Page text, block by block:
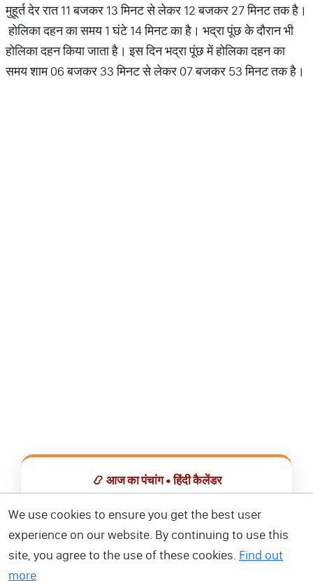
मुहूर्त देर रात 11 बजकर 13 मिनट से लेकर 12 बजकर 27 मिनट तक है।
होलिका दहन का समय 1 घंटे 14 मिनट का है। भद्रा पूंछ के दौरान भी
होलिका दहन किया जाता है। इस दिन भद्रा पूंछ में होलिका दहन का
समय शाम 06 बजकर 33 मिनट से लेकर 07 बजकर 53 मिनट तक है।
📿 आज का पंचांग • हिंदी कैलेंडर
📅 हिंदी कैलेंडर ऐप डाउनलोड करें
We use cookies to ensure you get the best user
experience on our website. By continuing to use this
site, you agree to the use of these cookies. Find out
more